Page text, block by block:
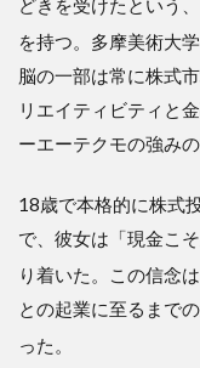
に対する
市場の圧
5.3
３．
上昇
安ト
レン
ドの
転換
どきを受けたという
を持つ。多摩美術大
脳の一部は常に株式
リエイティビティと
ーエーテクモの強みの
18歳で本格的に株式
で、彼女は「現金こ
り着いた 。この信念
との起業に至るまで
った 。